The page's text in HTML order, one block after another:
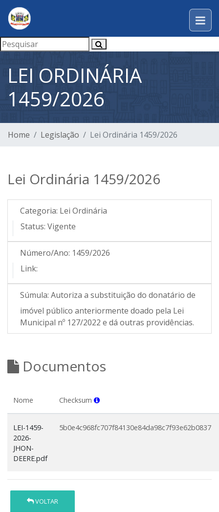
LEI ORDINÁRIA
1459/2026
Home Legislação Lei Ordinária 1459/2026
Lei Ordinária 1459/2026
Categoria: Lei Ordinária
Status: Vigente
Número/Ano: 1459/2026
Link:
Súmula: Autoriza a substituição do donatário de
imóvel público anteriormente doado pela Lei
Municipal nº 127/2022 e dá outras providências.
Documentos
Nome Checksum
LEI-1459-
2026-
JHON-
DEERE.pdf
5b0e4c968fc707f84130e84da98c7f93e62b0837
VOLTAR